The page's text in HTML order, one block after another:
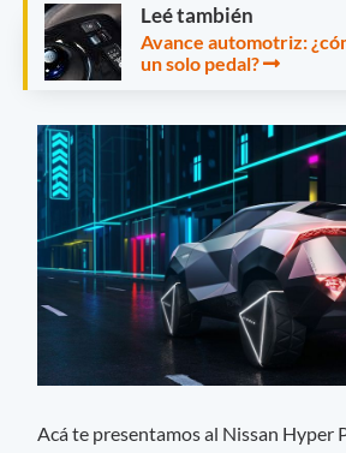
Leé también
Avance automotriz:
un solo pedal?
Acá te presentamos al Nissan Hyper